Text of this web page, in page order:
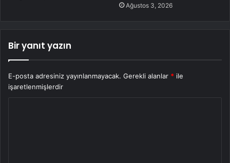
Ağustos 3, 2026
Bir yanıt yazın
E-posta adresiniz yayınlanmayacak. Gerekli alanlar * ile
işaretlenmişlerdir